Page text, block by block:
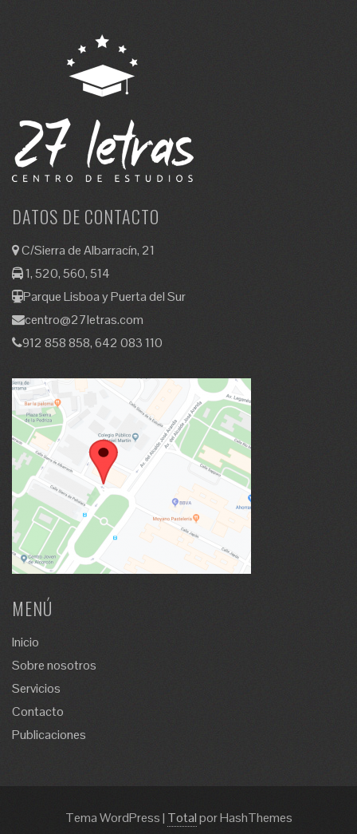
DATOS DE CONTACTO
C/Sierra de Albarracín, 21
1, 520, 560, 514
Parque Lisboa y Puerta del Sur
centro@27letras.com
912 858 858, 642 083 110
MENÚ
Inicio
Sobre nosotros
Servicios
Contacto
Publicaciones
Tema WordPress| Totalpor HashThemes